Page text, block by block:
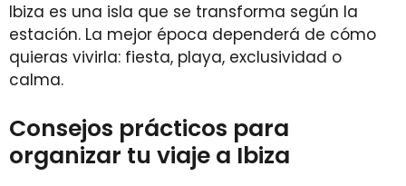
Ibiza es una isla que se transforma según la
estación. La mejor época dependerá de cómo
quieras vivirla: fiesta, playa, exclusividad o
calma.
Consejos prácticos para
organizar tu viaje a Ibiza